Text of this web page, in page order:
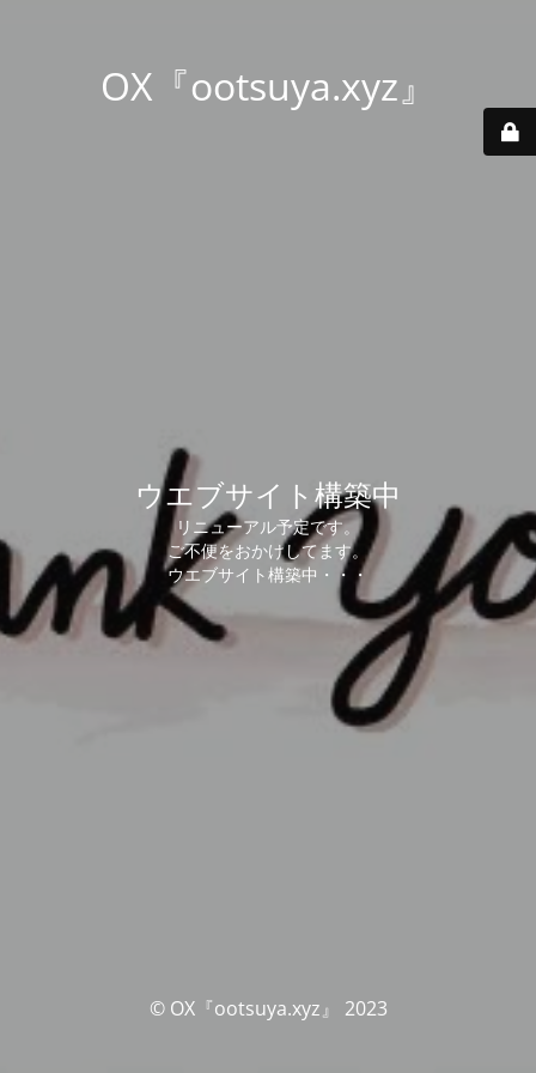
OX『ootsuya.xyz』
ウエブサイト構築中
リニューアル予定です。
ご不便をおかけしてます。
ウエブサイト構築中・・・
© OX『ootsuya.xyz』 2023